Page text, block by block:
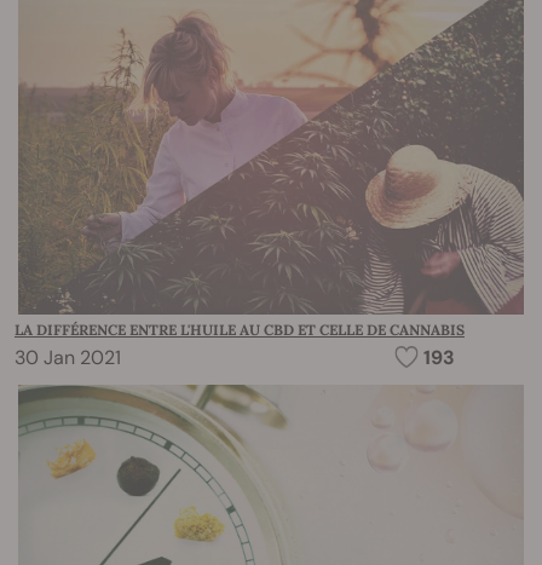
LA DIFFÉRENCE ENTRE L'HUILE AU CBD ET CELLE DE CANNABIS
30 Jan 2021 193